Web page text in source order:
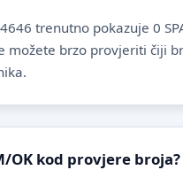
trenutno pokazuje 0
možete brzo provjeriti čiji
OK kod provjere broja?